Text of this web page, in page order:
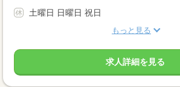
土曜日 日曜日 祝日
もっと見る
求人詳細を見る